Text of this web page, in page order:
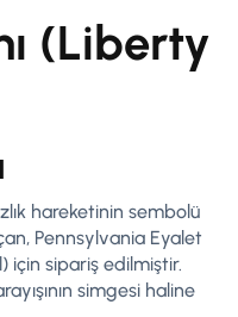
(Liberty
hareketinin sembolü
Pennsylvania Eyalet
için sipariş edilmiştir.
simgesi haline